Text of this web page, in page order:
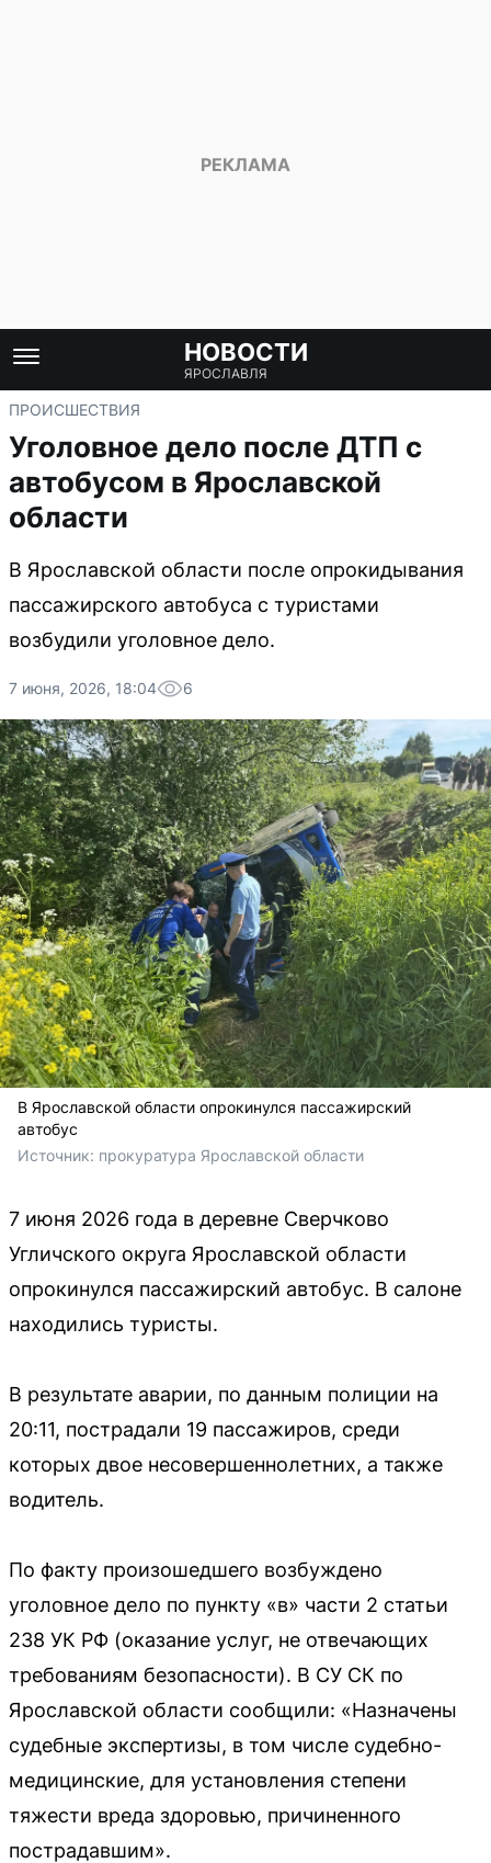
НОВОСТИ
ЯРОСЛАВЛЯ
ПРОИСШЕСТВИЯ
Уголовное дело после ДТП с
автобусом в Ярославской
области
В Ярославской области после опрокидывания
пассажирского автобуса с туристами
возбудили уголовное дело.
7 июня, 2026, 18:04 6
В Ярославской области опрокинулся пассажирский
автобус
Источник: прокуратура Ярославской области
7 июня 2026 года в деревне Сверчково
Угличского округа Ярославской области
опрокинулся пассажирский автобус. В салоне
находились туристы.
В результате аварии, по данным полиции на
20:11, пострадали 19 пассажиров, среди
которых двое несовершеннолетних, а также
водитель.
По факту произошедшего возбуждено
уголовное дело по пункту «в» части 2 статьи
238 УК РФ (оказание услуг, не отвечающих
требованиям безопасности). В СУ СК по
Ярославской области сообщили: «Назначены
судебные экспертизы, в том числе судебно-
медицинские, для установления степени
тяжести вреда здоровью, причиненного
пострадавшим».